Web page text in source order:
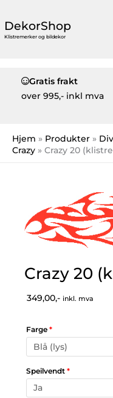
DekorShop
Klistremerker og bildekor
Gratis frakt
over 995,- inkl mva
Hjem Produkter
Crazy
Crazy 20
Crazy 20
349,00,- inkl. mva
Farge *
Speilvendt *